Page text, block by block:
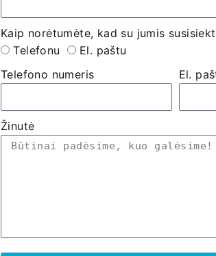
Kaip norėtumėte, kad su jumis
Telefonu
El. paštu
Telefono numeris
El.
Žinutė